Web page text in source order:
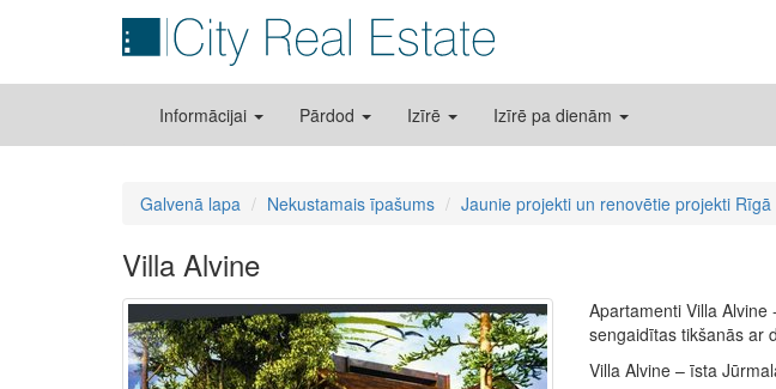
Informācijai Pārdod Izīrē Izīrē pa dienām
Galvenā lapa Nekustamais īpašums Jaunie projekti un renovētie projekti
Villa Alvine
Apartamenti Villa
sengaidītas tikšanās ar
Villa Alvine – īsta